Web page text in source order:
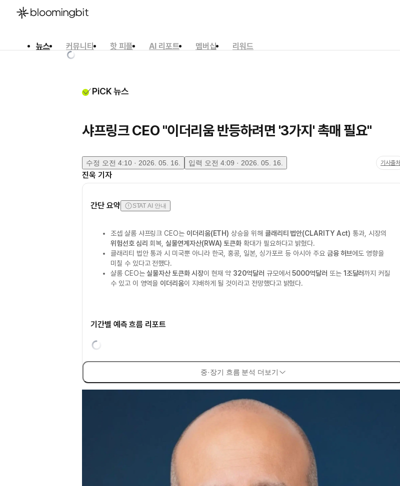
뉴스 커뮤니티 핫 피플 AI 리포트 멤버십
리워드
PiCK 뉴스
샤프링크 CEO "이더리움 반등하려면 '3가지' 촉매 필요"
수정 오전 4:10 · 2026. 05. 16. 입력 오전 4:09 · 2026. 05. 16. 기사출처
진욱 기자
간단 요약 STAT AI 안내
조셉 샬롬 샤프링크 CEO는 이더리움(ETH) 상승을 위해 클래리티 법안(CLARITY Act) 통과, 시장의
위험선호 심리 회복,실물연계자산(RWA) 토큰화 확대가 필요하다고 밝혔다.
클래리티 법안 통과 시 미국뿐 아니라 한국, 홍콩, 일본, 싱가포르 등 아시아 주요 금융 허브에도 영향을
미칠 수 있다고 전했다.
샬롬 CEO는실물자산 토큰화 시장이 현재 약 320억달러 규모에서5000억달러 또는 1조달러까지 커질
수 있고 이 영역을이더리움이 지배하게 될 것이라고 전망했다고 밝혔다.
기간별 예측 흐름 리포트
중·장기 흐름 분석 더보기